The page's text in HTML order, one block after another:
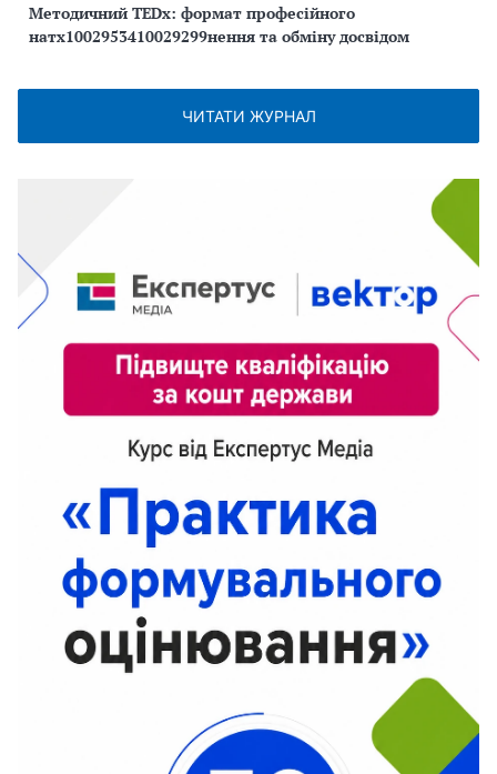
Методичний TEDx: формат професійного
натх1002953410029299нення та обміну досвідом
ЧИТАТИ ЖУРНАЛ